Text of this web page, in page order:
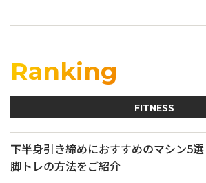
Ranking
FITNESS
下半身引き締めにおすすめのマシン5
脚トレの方法をご紹介